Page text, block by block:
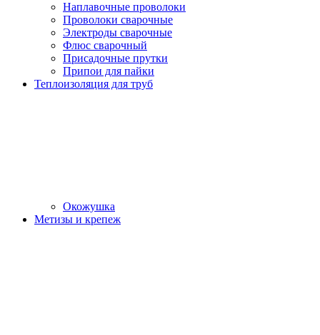
Наплавочные проволоки
Проволоки сварочные
Электроды сварочные
Флюс сварочный
Присадочные прутки
Припои для пайки
Теплоизоляция для труб
Окожушка
Метизы и крепеж